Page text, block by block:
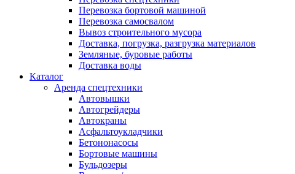
Перевозка бортовой машиной
Перевозка самосвалом
Вывоз строительного мусора
Доставка, погрузка, разгрузка материалов
Земляные, буровые работы
Доставка воды
Каталог
Аренда спецтехники
Автовышки
Автогрейдеры
Автокраны
Асфальтоукладчики
Бетононасосы
Бортовые машины
Бульдозеры